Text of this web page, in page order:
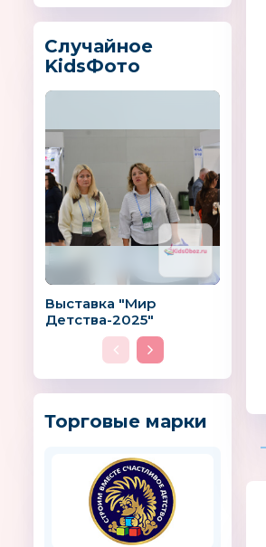
Случайное
KidsФото
Выставка "Мир
Детства-2025"
Торговые марки